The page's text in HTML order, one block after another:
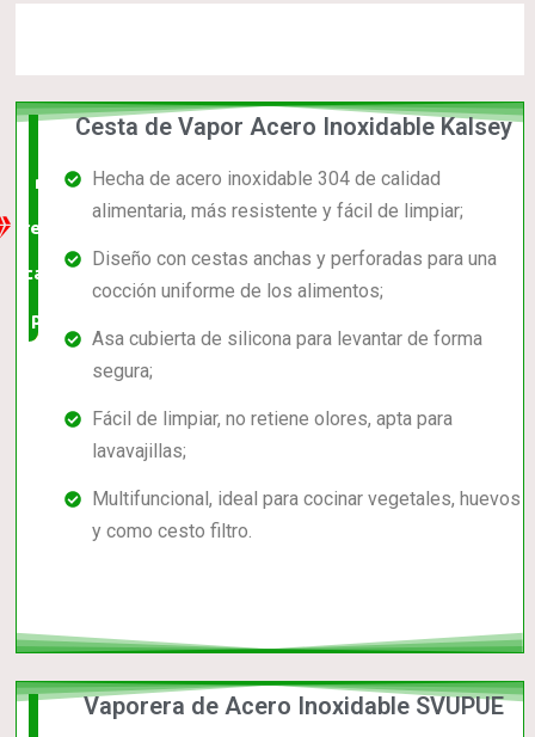
mejor
relación
calidad-
precio
Cesta de Vapor Acero Inoxidable Kalsey
Hecha de acero inoxidable 304 de calidad
alimentaria, más resistente y fácil de limpiar;
Diseño con cestas anchas y perforadas para una
cocción uniforme de los alimentos;
Asa cubierta de silicona para levantar de forma
segura;
Fácil de limpiar, no retiene olores, apta para
lavavajillas;
Multifuncional, ideal para cocinar vegetales, huevos
y como cesto filtro.
Vaporera de Acero Inoxidable SVUPUE